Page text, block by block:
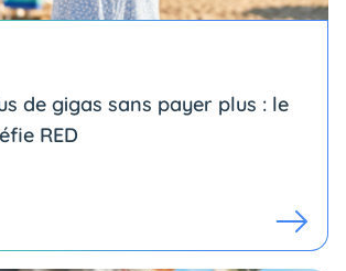
de gigas sans payer plus : le
RED